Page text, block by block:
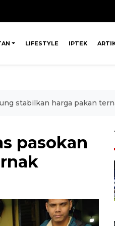
LIFESTYLE IPTEK
stabilkan harga pakan
pasokan